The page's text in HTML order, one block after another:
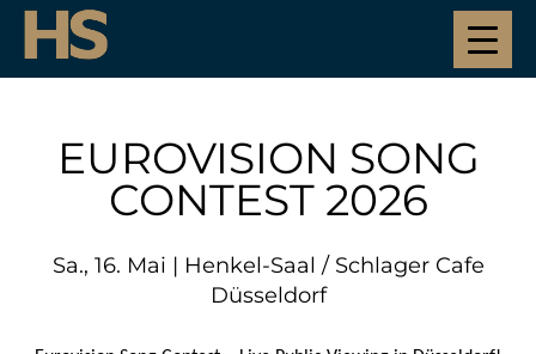
EUROVISION SONG
CONTEST 2026
Sa., 16. Mai | Henkel-Saal / Schlager Cafe
Düsseldorf